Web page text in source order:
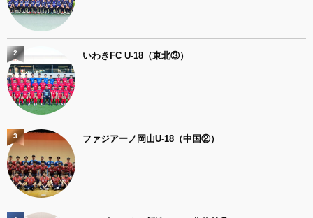
いわきFC U-18（東北③）
2
ファジアーノ岡山U-18（中国②）
3